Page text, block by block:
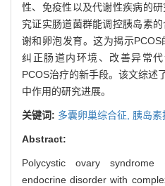
性、免疫性以及代谢性疾病的
究证实肠道菌群能调控胰岛素
谢和卵泡发育。这为揭示PCOS
纠正肠道内环境、改善异常
PCOS治疗的新手段。该文综述
中作用的研究进展。
关键词: 多囊卵巢综合征, 胰岛素
Abstract:
Polycystic ovary
endocrine disorder with